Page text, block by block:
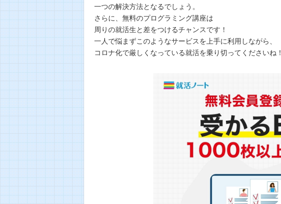
一つの解決方法となるでしょう。
さらに、無料のプログラミング講座は
周りの就活生と差をつけるチャンスです！
一人で悩まずこのようなサービスを上手に利用しながら、
コロナ化で厳しくなっている就活を乗り切ってくださいね！